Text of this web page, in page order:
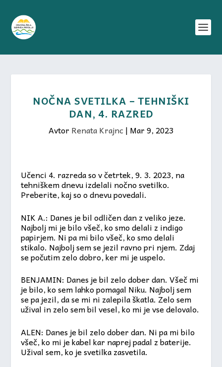
NOČNA SVETILKA – TEHNIŠKI
DAN, 4. RAZRED
Avtor Renata Krajnc | Mar 9, 2023
Učenci 4. razreda so v četrtek, 9. 3. 2023, na
tehniškem dnevu izdelali nočno svetilko.
Preberite, kaj so o dnevu povedali.
NIK A.: Danes je bil odličen dan z veliko jeze.
Najbolj mi je bilo všeč, ko smo delali z indigo
papirjem. Ni pa mi bilo všeč, ko smo delali
stikalo. Najbolj sem se jezil ravno pri njem. Zdaj
se počutim zelo dobro, ker mi je uspelo.
BENJAMIN: Danes je bil zelo dober dan. Všeč mi
je bilo, ko sem lahko pomagal Niku. Najbolj sem
se pa jezil, da se mi ni zalepila škatla. Zelo sem
užival in zelo sem bil vesel, ko mi je vse delovalo.
ALEN: Danes je bil zelo dober dan. Ni pa mi bilo
všeč, ko mi je kabel kar naprej padal z baterije.
Užival sem, ko je svetilka zasvetila.